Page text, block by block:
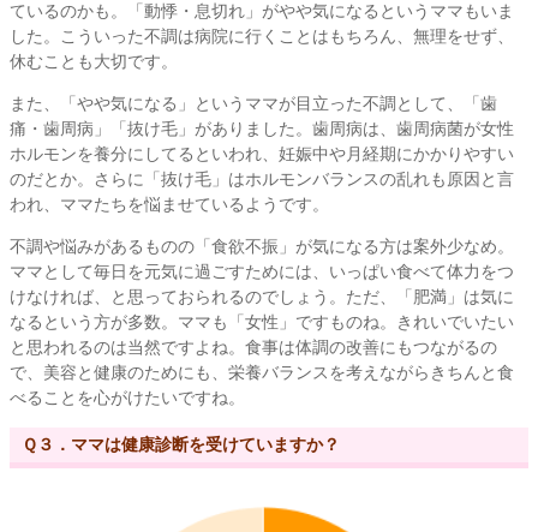
ているのかも。「動悸・息切れ」がやや気になるというママもいま
した。こういった不調は病院に行くことはもちろん、無理をせず、
休むことも大切です。
また、「やや気になる」というママが目立った不調として、「歯
痛・歯周病」「抜け毛」がありました。歯周病は、歯周病菌が女性
ホルモンを養分にしてるといわれ、妊娠中や月経期にかかりやすい
のだとか。さらに「抜け毛」はホルモンバランスの乱れも原因と言
われ、ママたちを悩ませているようです。
不調や悩みがあるものの「食欲不振」が気になる方は案外少なめ。
ママとして毎日を元気に過ごすためには、いっぱい食べて体力をつ
けなければ、と思っておられるのでしょう。ただ、「肥満」は気に
なるという方が多数。ママも「女性」ですものね。きれいでいたい
と思われるのは当然ですよね。食事は体調の改善にもつながるの
で、美容と健康のためにも、栄養バランスを考えながらきちんと食
べることを心がけたいですね。
Ｑ３．ママは健康診断を受けていますか？